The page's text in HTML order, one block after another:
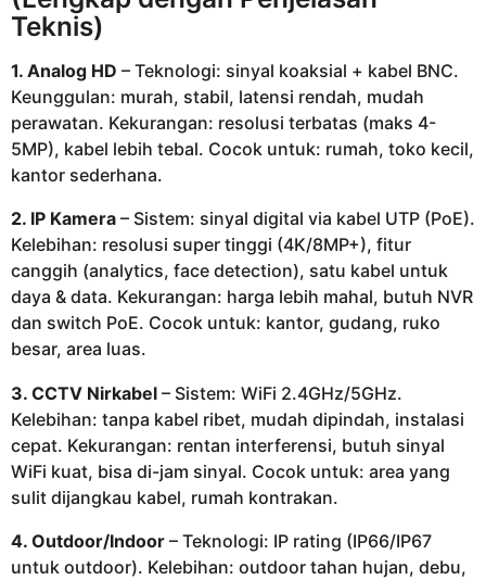
Teknis)
1. Analog HD – Teknologi: sinyal koaksial + kabel BNC.
Keunggulan: murah, stabil, latensi rendah, mudah
perawatan. Kekurangan: resolusi terbatas (maks 4-
5MP), kabel lebih tebal. Cocok untuk: rumah, toko kecil,
kantor sederhana.
2. IP Kamera – Sistem: sinyal digital via kabel UTP (PoE).
Kelebihan: resolusi super tinggi (4K/8MP+), fitur
canggih (analytics, face detection), satu kabel untuk
daya & data. Kekurangan: harga lebih mahal, butuh NVR
dan switch PoE. Cocok untuk: kantor, gudang, ruko
besar, area luas.
3. CCTV Nirkabel – Sistem: WiFi 2.4GHz/5GHz.
Kelebihan: tanpa kabel ribet, mudah dipindah, instalasi
cepat. Kekurangan: rentan interferensi, butuh sinyal
WiFi kuat, bisa di-jam sinyal. Cocok untuk: area yang
sulit dijangkau kabel, rumah kontrakan.
4. Outdoor/Indoor – Teknologi: IP rating (IP66/IP67
untuk outdoor). Kelebihan: outdoor tahan hujan, debu,